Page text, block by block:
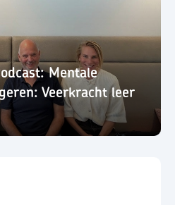
Mentale
Veerkracht leer